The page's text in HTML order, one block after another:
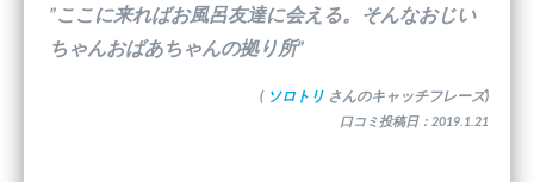
”ここに来ればお風呂友達に会える。そんなおじい
ちゃんおばあちゃんの拠り所”
( ソロトリ さんのキャッチフレーズ)
口コミ投稿日：2019.1.21